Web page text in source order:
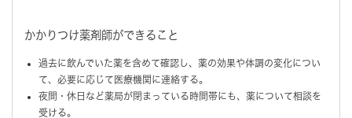
かかりつけ薬剤師ができること
過去に飲んでいた薬を含めて確認し、薬の効果や体調の変化につい
て、必要に応じて医療機関に連絡する。
夜間・休日など薬局が閉まっている時間帯にも、薬について相談を
受ける。